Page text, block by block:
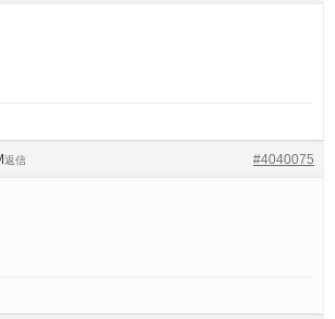
#4040075
返信